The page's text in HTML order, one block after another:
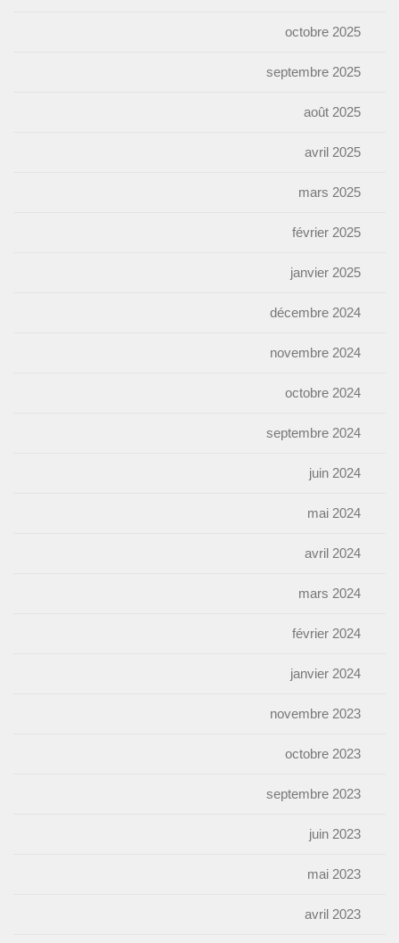
octobre 2025
septembre 2025
août 2025
avril 2025
mars 2025
février 2025
janvier 2025
décembre 2024
novembre 2024
octobre 2024
septembre 2024
juin 2024
mai 2024
avril 2024
mars 2024
février 2024
janvier 2024
novembre 2023
octobre 2023
septembre 2023
juin 2023
mai 2023
avril 2023